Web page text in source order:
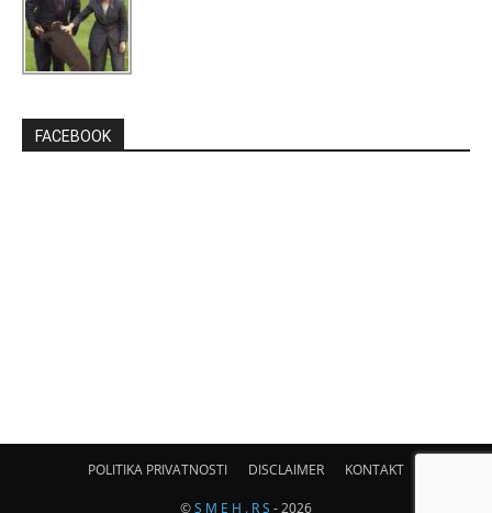
FACEBOOK
POLITIKA PRIVATNOSTI DISCLAIMER KONTAKT
©S M E H . R S - 2026